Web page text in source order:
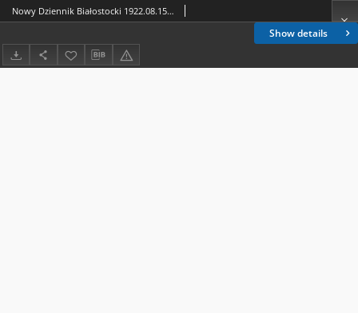
Show details
Nowy Dziennik Białostocki 1922.08.15 R.2 nr 183